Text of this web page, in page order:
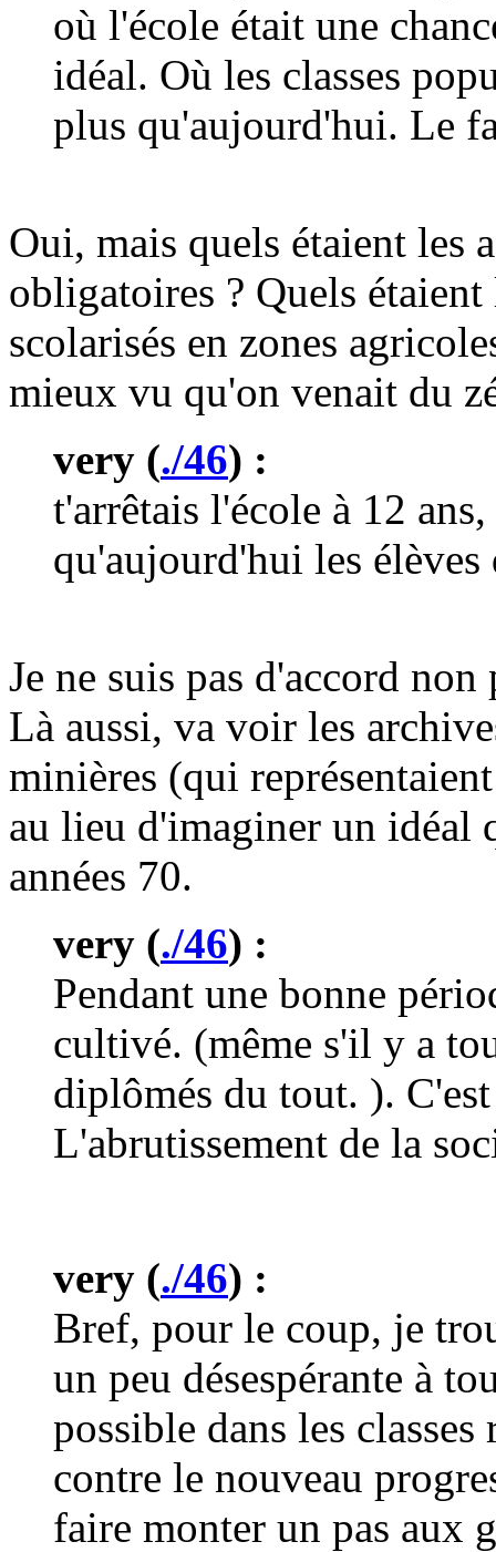
où l'école était une
idéal. Où les classes
plus qu'aujourd'hui. Le
Oui, mais quels étaient les
obligatoires ? Quels étaient
scolarisés en zones
mieux vu qu'on venait du
very (./46) :
t'arrêtais l'école à 12
qu'aujourd'hui les élèves
Je ne suis pas d'accord
Là aussi, va voir les
minières (qui
au lieu d'imaginer un idéal
années 70.
very (./46) :
Pendant une bonne
cultivé. (même s'il y a
diplômés du tout. ).
L'abrutissement de la
very (./46) :
Bref, pour le coup, je
un peu désespérante à
possible dans les
contre le nouveau
faire monter un pas aux